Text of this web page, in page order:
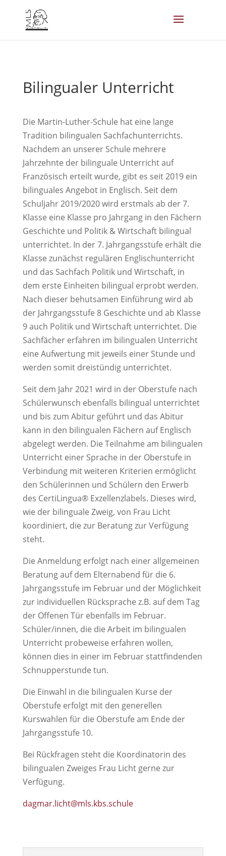
Bilingualer Unterricht
Die Martin-Luther-Schule hat eine lange
Tradition bilingualen Sachfachunterrichts.
Nachdem an unserer Schule mehrere
Jahrzehnte der bilinguale Unterricht auf
Französisch erteilt wurde, gibt es seit 2019 ein
bilinguales Angebot in Englisch. Seit dem
Schuljahr 2019/2020 wird erstmals ab der 7.
Klasse eine Klasse pro Jahrgang in den Fächern
Geschichte und Politik & Wirtschaft bilingual
unterrichtet. In der 7. Jahrgangsstufe erhält die
Klasse zunächst regulären Englischunterricht
und das Sachfach Politik und Wirtschaft, in
dem erste Einheiten bilingual erprobt werden.
Nach dieser behutsamen Einführung wird ab
der Jahrgangsstufe 8 Geschichte und ab Klasse
9 auch Politik und Wirtschaft unterrichtet. Die
Sachfächer erfahren im bilingualen Unterricht
eine Aufwertung mit jeweils einer Stunde und
werden somit dreistündig unterrichtet.
Seit dem Jahr 2021 wird in der Oberstufe nach
Schülerwunsch ebenfalls bilingual unterrichtet
und bis zum Abitur geführt und das Abitur
kann in den bilingualen Fächern auf Englisch
abgelegt werden. Die Teilnahme am bilingualen
Unterricht einer Sprache in der Oberstufe in
Verbindung mit weiteren Kriterien ermöglicht
den Schülerinnen und Schülern den Erwerb
des CertiLingua® Exzellenzlabels. Dieses wird,
wie der bilinguale Zweig, von Frau Licht
koordiniert, die zur Beratung zur Verfügung
steht.
Die Anmeldung erfolgt nach einer allgemeinen
Beratung auf dem Elternabend für die 6.
Jahrgangsstufe im Februar und der Möglichkeit
zur individuellen Rücksprache z.B. auf dem Tag
der Offenen Tür ebenfalls im Februar.
Schüler/innen, die die Arbeit im bilingualen
Unterricht probeweise erfahren wollen,
können dies in einer im Februar stattfindenden
Schnupperstunde tun.
Die Einwahl in die bilingualen Kurse der
Oberstufe erfolgt mit den generellen
Kurswahlen für die Oberstufe am Ende der
Jahrgangsstufe 10.
Bei Rückfragen steht die Koordinatorin des
bilingualen Zweiges Frau Licht gerne zur
Verfügung.
dagmar.licht@mls.kbs.schule